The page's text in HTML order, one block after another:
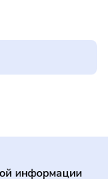
звездных
мечту к
Сеть